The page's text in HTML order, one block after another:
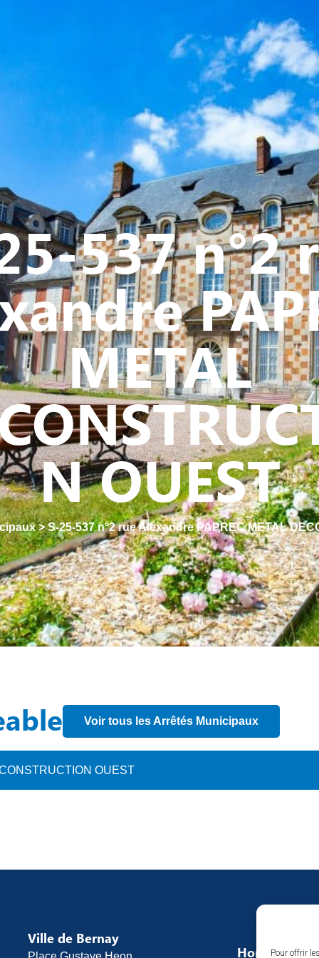
Pour offrir
ACTION SOCIALE VIE
537 n°2
METAL
N OUEST
>S-25-537 n°2 rue Alexandre PAPREC METAL
Voir tous les Arrêtés Municipaux
OUEST
Ville de Bernay
Horaires